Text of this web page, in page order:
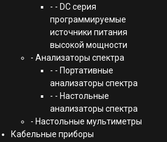
- - DC серия
программируемые
источники питания
высокой мощности
- Анализаторы спектра
- - Портативные
анализаторы спектра
- - Настольные
анализаторы спектра
- Настольные мультиметры
Кабельные приборы